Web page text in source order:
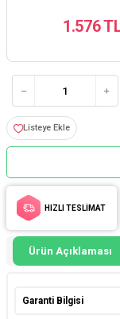
1.576
Listeye Ekle
HIZLI TESLİMAT
Ürün Açıklaması
Garanti Bilgisi